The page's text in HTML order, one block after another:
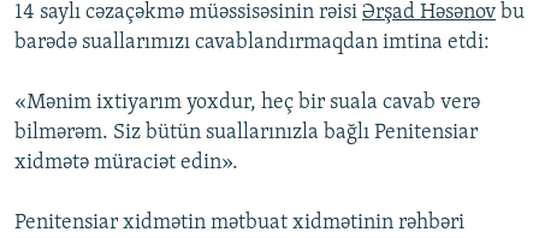
14 saylı cəzaçəkmə müəssisəsinin rəisi Ərşad Həsənov bu
barədə suallarımızı cavablandırmaqdan imtina etdi:
«Mənim ixtiyarım yoxdur, heç bir suala cavab verə
bilmərəm. Siz bütün suallarınızla bağlı Penitensiar
xidmətə müraciət edin».
Penitensiar xidmətin mətbuat xidmətinin rəhbəri